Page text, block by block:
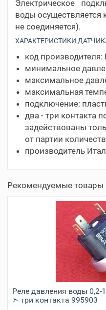
Электрическое
воды осуществляется
не соединяется).
ХАРАКТЕРИСТИКИ
код производителя:
минимальное
максимальное
максимальная
подключение:
два - три контакта
задействованы
от партии
производитель
Рекомендуемые товары
Реле давления воды 0,2-
➣ три контакта 995903